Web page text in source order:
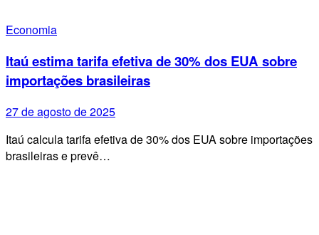
Economia
Itaú estima tarifa efetiva de 30% dos EUA sobre
importações brasileiras
27 de agosto de 2025
Itaú calcula tarifa efetiva de 30% dos EUA sobre importações
brasileiras e prevê…